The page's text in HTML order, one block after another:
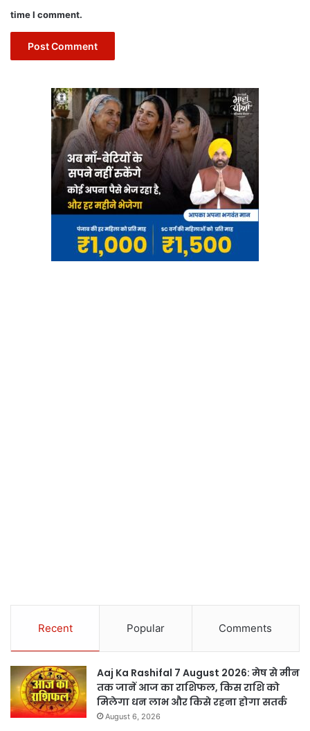
time I comment.
Recent Popular Comments
Aaj Ka Rashifal 7 August 2026: मेष से मीन
तक जानें आज का राशिफल, किस राशि को
मिलेगा धन लाभ और किसे रहना होगा सतर्क
August 6, 2026